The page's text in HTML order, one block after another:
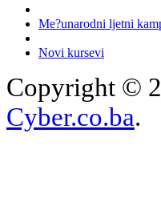
Me?unarodni ljetni
Novi kursevi
Copyright ©
Cyber.co.ba.